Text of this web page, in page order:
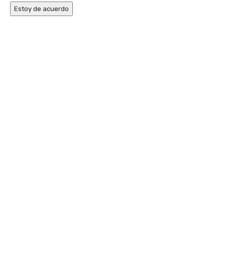
Estoy de acuerdo